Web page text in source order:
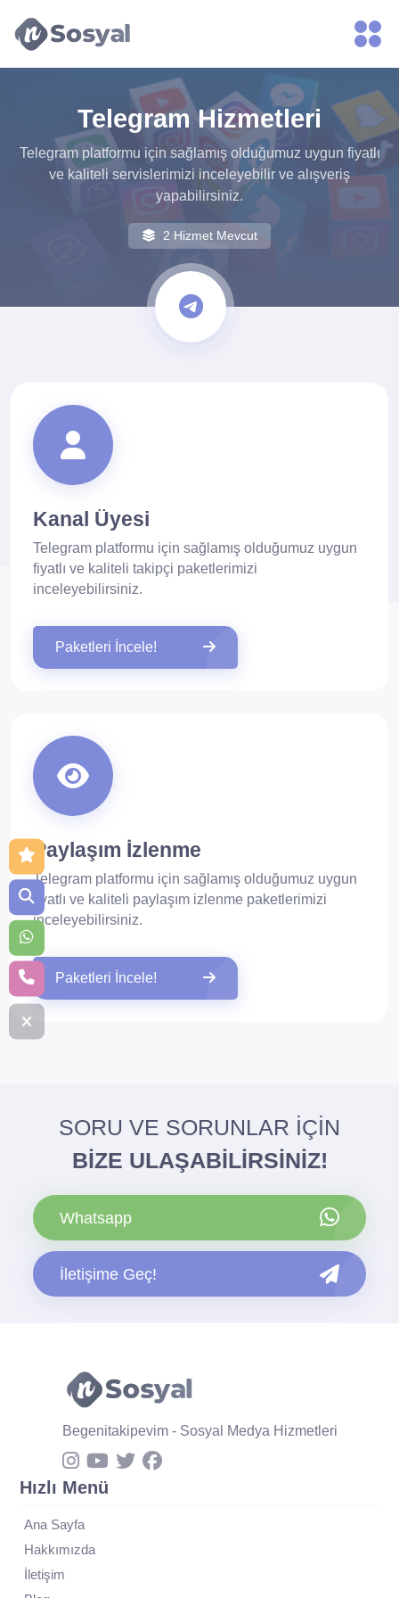
zenededeneme
vonbonusu
dinimi
veren
Telegram Hizmetleri
Telegram platformu için sağlamış olduğumuz uygun fiyatlı
ve kaliteli servislerimizi inceleyebilir ve alışveriş
yapabilirsiniz.
2 Hizmet Mevcut
Kanal Üyesi
Telegram platformu için sağlamış olduğumuz uygun
fiyatlı ve kaliteli takipçi paketlerimizi
inceleyebilirsiniz.
Paketleri İncele!
Paylaşım İzlenme
Telegram platformu için sağlamış olduğumuz uygun
fiyatlı ve kaliteli paylaşım izlenme paketlerimizi
inceleyebilirsiniz.
Paketleri İncele!
SORU VE SORUNLAR İÇİN
BİZE ULAŞABİLİRSİNİZ!
Whatsapp
İletişime Geç!
Begenitakipevim - Sosyal Medya Hizmetleri
Hızlı Menü
Ana Sayfa
Hakkımızda
İletişim